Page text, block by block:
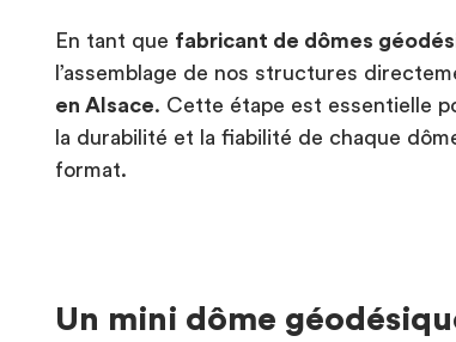
En tant que fabricant de dômes
l’assemblage de nos structures
en Alsace. Cette étape est essentielle
la durabilité et la fiabilité de chaque
format.
Un mini dôme